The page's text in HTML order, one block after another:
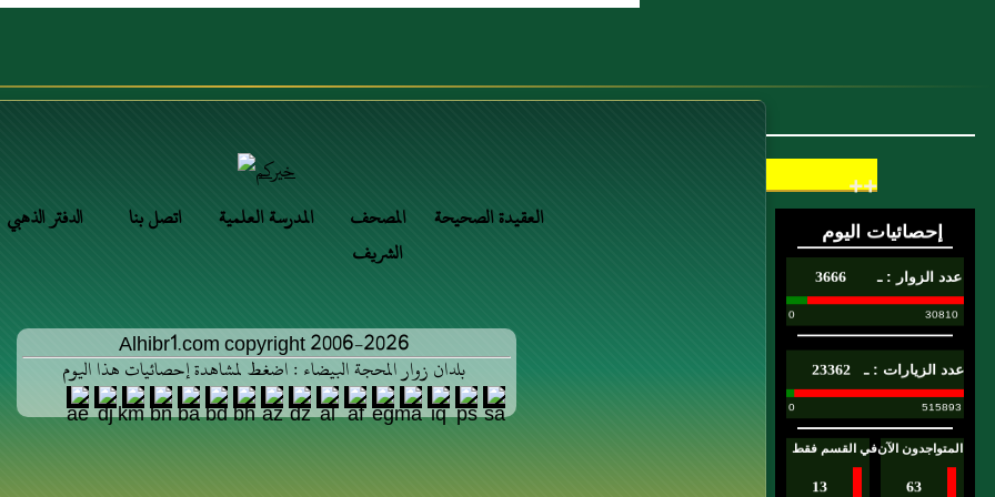
لِلذِّكْرِ فَهَلْ مِنْ مُدَّكِرٍ} وَقال النبي صلى الله
عليه وسلم: "كُلٌّ مُيَسَّرٌ لِمَا خُلِقَ لَهُ يُقَالُ
الدفتر الذهبي
اتصل بنا المدرسة العلمية
المصحف
الشريف
العقيدة الصحيحة
Alhibr1.com copyright 2006-2026
بلدان زوار المحجة البيضاء : اضغط لمشاهدة إحصائيات هذا اليوم
++